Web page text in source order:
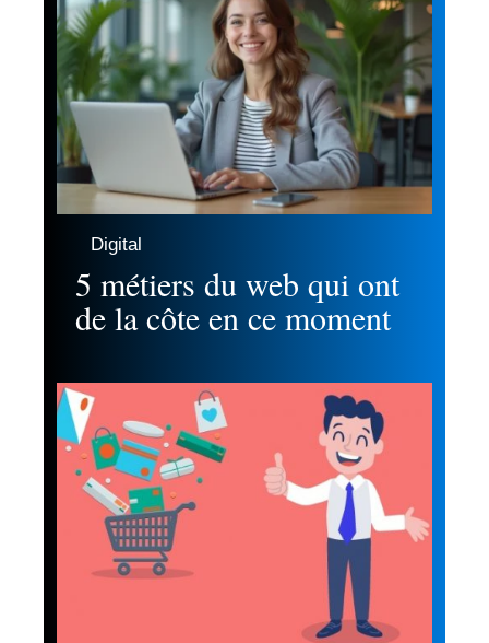
Digital
5 métiers du web qui ont
de la côte en ce moment